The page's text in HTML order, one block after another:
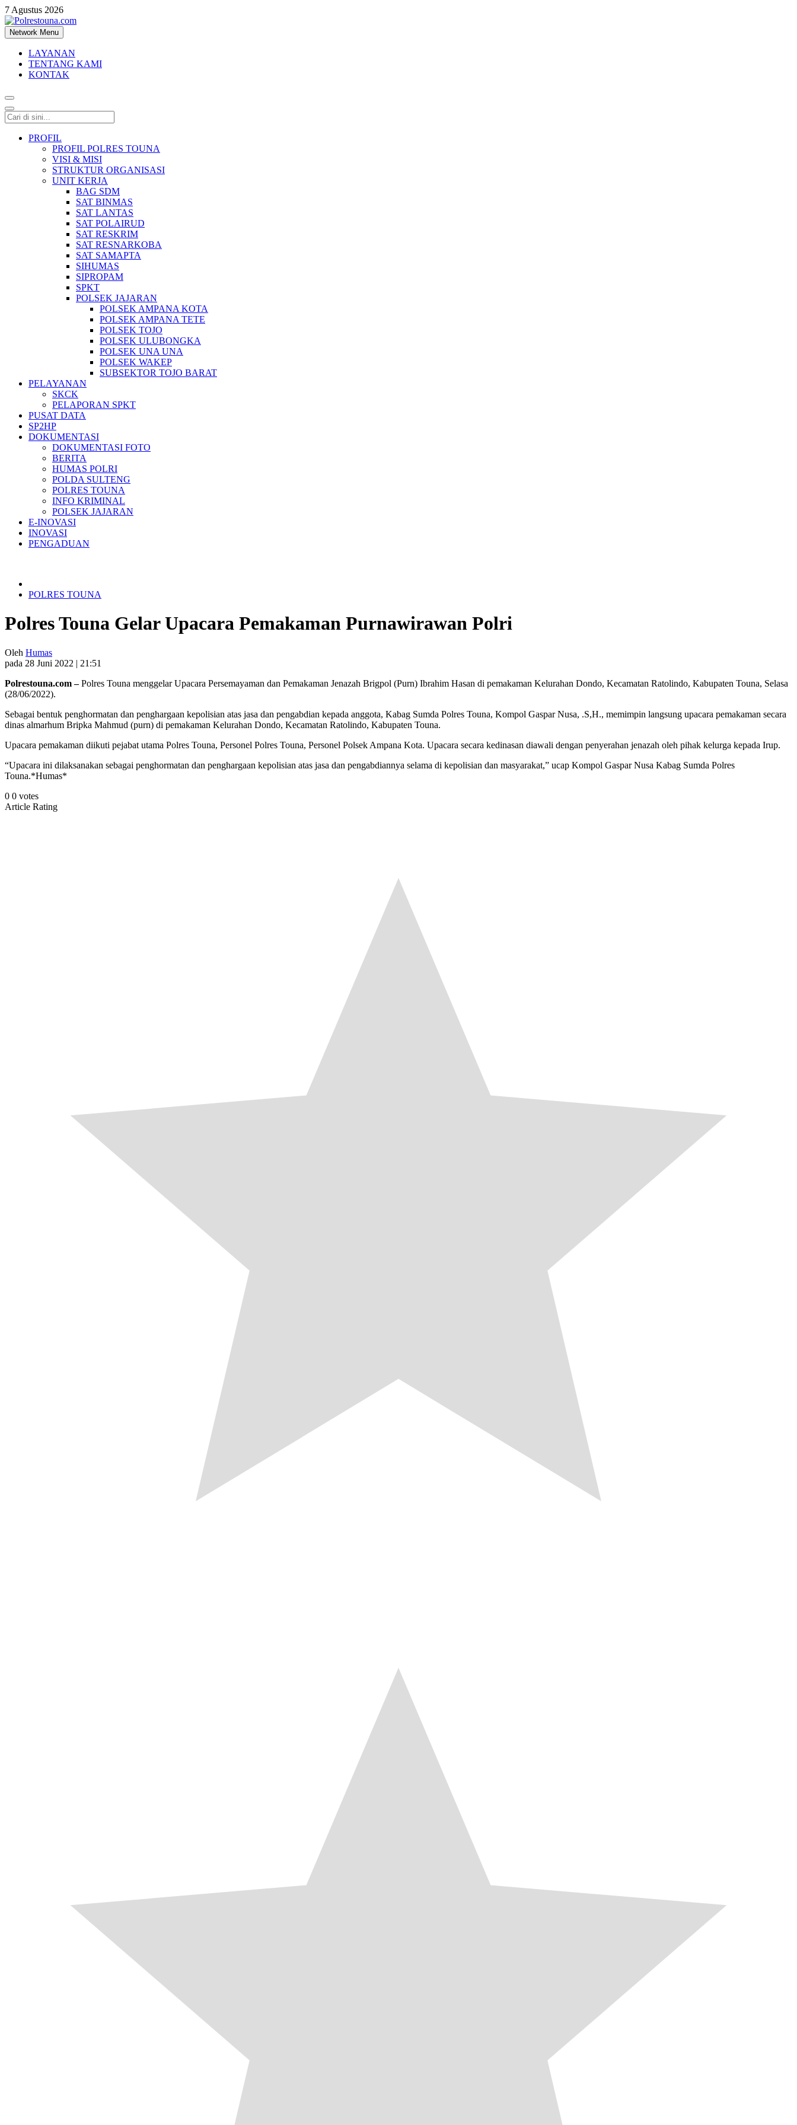
7 Agustus 2026
Polrestouna.com
Informasi Layanan Publik
Network Menu
LAYANAN
TENTANG KAMI
KONTAK
PROFIL
PROFIL POLRES TOUNA
VISI & MISI
STRUKTUR ORGANISASI
UNIT KERJA
BAG SDM
SAT BINMAS
SAT LANTAS
SAT POLAIRUD
SAT RESKRIM
SAT RESNARKOBA
SAT SAMAPTA
SIHUMAS
SIPROPAM
SPKT
POLSEK JAJARAN
POLSEK AMPANA KOTA
POLSEK AMPANA TETE
POLSEK TOJO
POLSEK ULUBONGKA
POLSEK UNA UNA
POLSEK WAKEP
SUBSEKTOR TOJO BARAT
PELAYANAN
SKCK
PELAPORAN SPKT
PUSAT DATA
SP2HP
DOKUMENTASI
DOKUMENTASI FOTO
BERITA
HUMAS POLRI
POLDA SULTENG
POLRES TOUNA
INFO KRIMINAL
POLSEK JAJARAN
E-INOVASI
INOVASI
PENGADUAN
POLRES TOUNA
Polres Touna Gelar Upacara Pemakaman Purnawirawan Polri
Oleh Humas
pada 28 Juni 2022 | 21:51
Polrestouna.com –Polres Touna menggelar Upacara Persemayaman dan Pemakaman Jenazah Brigpol (Purn) Ibrahim Hasan di pemakaman Kelurahan Dondo, Kecamatan Ratolindo, Kabupaten Touna, Selasa
(28/06/2022).
Sebagai bentuk penghormatan dan penghargaan kepolisian atas jasa dan pengabdian kepada anggota, Kabag Sumda Polres Touna, Kompol Gaspar Nusa, .S,H., memimpin langsung upacara pemakaman secara
dinas almarhum Bripka Mahmud (purn) di pemakaman Kelurahan Dondo, Kecamatan Ratolindo, Kabupaten Touna.
Upacara pemakaman diikuti pejabat utama Polres Touna, Personel Polres Touna, Personel Polsek Ampana Kota. Upacara secara kedinasan diawali dengan penyerahan jenazah oleh pihak kelurga kepada Irup.
“Upacara ini dilaksanakan sebagai penghormatan dan penghargaan kepolisian atas jasa dan pengabdiannya selama di kepolisian dan masyarakat,” ucap Kompol Gaspar Nusa Kabag Sumda Polres
Touna.*Humas*
0 0 votes
Article Rating